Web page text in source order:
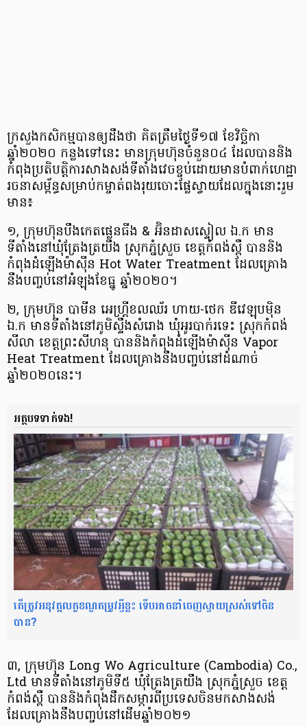
ក្រសួងកសិកម្ម​បាន​ឲ្យដឹងថា គិតត្រឹមថ្ងៃទី​១៧ ខែវិច្ឆិកា
ឆ្នាំ២០២០ កន្លងទៅនេះ មានក្រុមហ៊ុន​ចំនួន០៤​ ដែលបាន​និង
កំពុង​ប្រតិបត្តិការ​សាងសង់​ទីតាំង​វេចខ្ចប់​ដោយមាន​បំពាក់​ហេដ្ឋា
រចនាសម្ព័ន្ធ​សម្រាប់​កម្ចាត់​ពងរុយ​ចោះ​ផ្លែស្វាយ​ដែលក្នុង​នោះ​រួម
មាន៖
១, ក្រុមហ៊ុន​បឹងកេតផ្លេនធីង & អ៊ិនដាសស្ទៀល ឯ.ក មាន
ទីតាំង​នៅឃុំ​ត្រែង​ត្រយឹង ស្រុកភ្នំស្រួច ខេត្ត​កំពង់ស្ពឺ បាននិង​
កំពុង​ដំឡើង​ម៉ាស៊ីន Hot Water Treatment ដែលគ្រោង​
នឹងបញ្ចប់​នៅអំឡុង​ខែធ្នូ ឆ្នាំ​២០២០។
២, ក្រុមហ៊ុន បាមីន អេហ្រ្គីខលឈ័រ ហាយ-ថេក ឌីវេឡុបម៉ិន
ឯ.ក មានទីតាំង​នៅភូមិ​ស្ទឹង​សំរោង ឃុំអូរបាក់រទេះ ​ស្រុក​កំពង់​
សីលា ខេត្ត​ព្រះសីហនុ បាន​និងកំពុង​ដំឡើង​ម៉ាស៊ីន Vapor
Heat Treatment ដែលគ្រោង​នឹងបញ្ចប់​នៅដំណាច់​
ឆ្នាំ២០២០នេះ។
អត្ថបទទាក់ទង!
តើត្រូវអនុវត្តលក្ខខណ្ឌតម្រូវអ្វីខ្លះ ទើបអាចនាំចេញស្វាយស្រស់ទៅចិន
បាន?
៣, ក្រុមហ៊ុន Long Wo Agriculture (Cambodia) Co.,
Ltd មាន​ទីតាំង​នៅភូមិទី៥ ឃុំត្រែង​ត្រយឹង ស្រុកភ្នំស្រួច ខេត្ត
កំពង់ស្ពឺ បាននិង​កំពុង​ដឹកសម្ភារ​ពីប្រទេស​ចិនមក​សាងសង់
ដែលគ្រោង​នឹងបញ្ចប់​នៅដើម​ឆ្នាំ២០២១